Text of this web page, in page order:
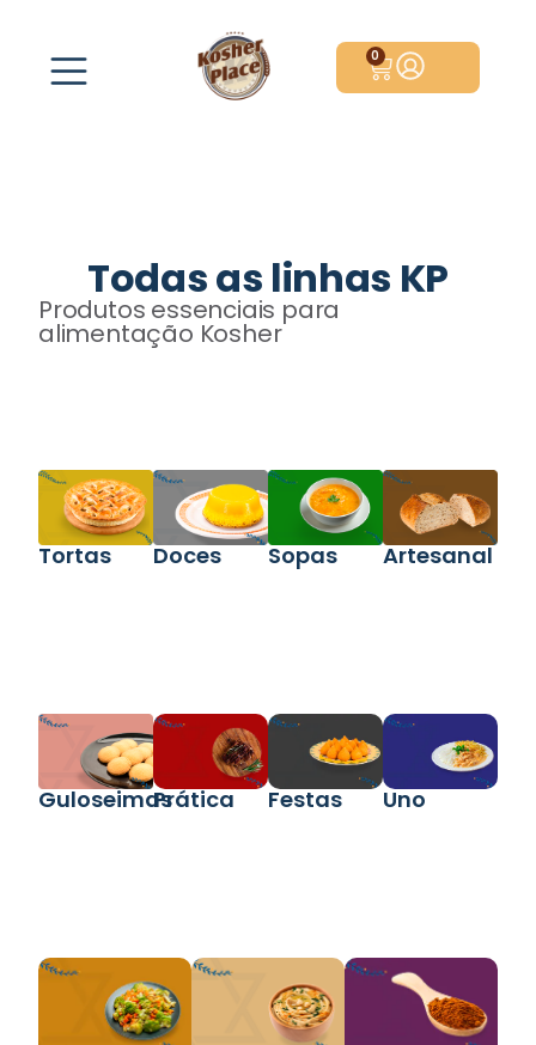
0
Todas as linhas KP
Produtos essenciais para
alimentação Kosher
Tortas Doces Sopas Artesanal
GuloseimasPrática Festas Uno